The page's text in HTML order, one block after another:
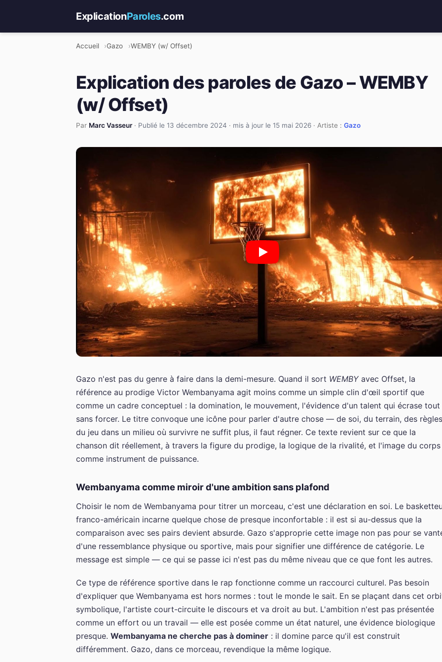
ExplicationParoles.com
Accueil Gazo WEMBY (w/ Offset)
Explication des paroles de Gazo – WEMBY
(w/ Offset)
Par Marc Vasseur· Publié le 13 décembre 2024 · mis à jour le 15 mai 2026 · Artiste : Gazo
Gazo n'est pas du genre à faire dans la demi-mesure. Quand il sort WEMBY avec Offset, la
référence au prodige Victor Wembanyama agit moins comme un simple clin d'œil sportif que
comme un cadre conceptuel : la domination, le mouvement, l'évidence d'un talent qui écrase tout
sans forcer. Le titre convoque une icône pour parler d'autre chose — de soi, du terrain, des règles
du jeu dans un milieu où survivre ne suffit plus, il faut régner. Ce texte revient sur ce que la
chanson dit réellement, à travers la figure du prodige, la logique de la rivalité, et l'image du corps
comme instrument de puissance.
Wembanyama comme miroir d'une ambition sans plafond
Choisir le nom de Wembanyama pour titrer un morceau, c'est une déclaration en soi. Le
franco-américain incarne quelque chose de presque inconfortable : il est si au-dessus que la
comparaison avec ses pairs devient absurde. Gazo s'approprie cette image non pas pour se
d'une ressemblance physique ou sportive, mais pour signifier une différence de catégorie. Le
message est simple — ce qui se passe ici n'est pas du même niveau que ce que font les autres.
Ce type de référence sportive dans le rap fonctionne comme un raccourci culturel. Pas besoin
d'expliquer que Wembanyama est hors normes : tout le monde le sait. En se plaçant dans cet
symbolique, l'artiste court-circuite le discours et va droit au but. L'ambition n'est pas présentée
comme un effort ou un travail — elle est posée comme un état naturel, une évidence biologique
presque. Wembanyama ne cherche pas à dominer : il domine parce qu'il est construit
différemment. Gazo, dans ce morceau, revendique la même logique.